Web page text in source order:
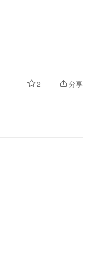
2 分享